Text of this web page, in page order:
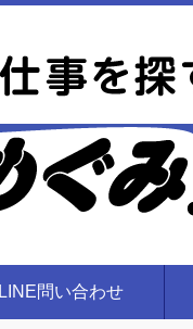
LINE問い合わせ